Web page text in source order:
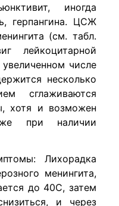
иногда
герпангина. ЦСЖ
(см. табл.
числе
несколько
сглаживаются
хотя и возможен
при наличии
Лихорадка
менингита,
до 40С, затем
и через